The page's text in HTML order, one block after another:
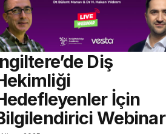
Diş
İçin
Webinar